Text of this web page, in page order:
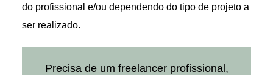
do profissional e/ou dependendo do tipo de projeto a
ser realizado.
Precisa de um freelancer profissional,